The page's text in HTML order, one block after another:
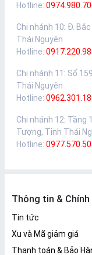
Hotline:
Chi nhánh 10: Đ.
Thái Nguyên
Hotline:
Chi nhánh 11 : Số
Thái Nguyên
Hotline:
Chi nhánh 12: Tầng
Tượng, Tỉnh Thái
Hotline:
Thông tin & Chính
Tin tức
Xu và Mã giảm giá
Thanh toán & Bảo